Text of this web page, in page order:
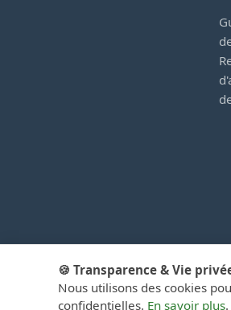
🍪 Transparence & Vie
Nous utilisons des cookies
confidentielles. En savoir plus.